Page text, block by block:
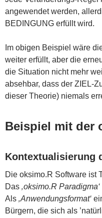
angewendet werden,
BEDINGUNG erfüllt wird.
Im obigen Beispiel wäre
weiter erfüllt, aber die
die Situation nicht mehr
absehbar, dass der ZIEL-
dieser Theorie) niemals
Beispiel mit der
Kontextualisierung
Die oksimo.R Software ist
Das ‚oksimo.R Paradigma‘
Als ‚Anwendungsformat‘
Bürgern, die sich als